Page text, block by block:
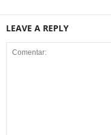
LEAVE A REPLY